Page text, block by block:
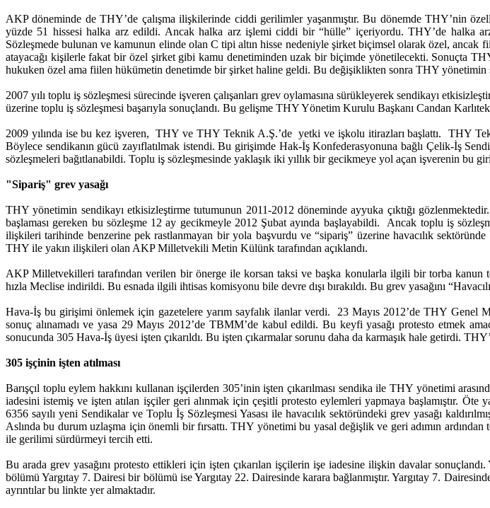
AKP döneminde de THY’de çalışma ilişkilerinde ciddi gerilimler yaşanmıştır. Bu dönemde THY’nin
yüzde 51 hissesi halka arz edildi. Ancak halka arz işlemi ciddi bir “hülle” içeriyordu. THY’de halka
Sözleşmede bulunan ve kamunun elinde olan C tipi altın hisse nedeniyle şirket biçimsel olarak özel,
atayacağı kişilerle fakat bir özel şirket gibi kamu denetiminden uzak bir biçimde yönetilecekti. Sonuçta
hukuken özel ama fiilen hükümetin denetimde bir şirket haline geldi. Bu değişiklikten sonra THY
2007 yılı toplu iş sözleşmesi sürecinde işveren çalışanları grev oylamasına sürükleyerek sendikayı
üzerine toplu iş sözleşmesi başarıyla sonuçlandı. Bu gelişme THY Yönetim Kurulu Başkanı Candan
2009 yılında ise bu kez işveren, THY ve THY Teknik A.Ş.’de yetki ve işkolu itirazları başlattı. THY
Böylece sendikanın gücü zayıflatılmak istendi. Bu girişimde Hak-İş Konfederasyonuna bağlı Çelik-İş
sözleşmeleri bağıtlanabildi. Toplu iş sözleşmesinde yaklaşık iki yıllık bir gecikmeye yol açan işverenin bu
"Sipariş" grev yasağı
THY yönetimin sendikayı etkisizleştirme tutumunun 2011-2012 döneminde ayyuka çıktığı
başlaması gereken bu sözleşme 12 ay gecikmeyle 2012 Şubat ayında başlayabildi. Ancak toplu iş
ilişkileri tarihinde benzerine pek rastlanmayan bir yola başvurdu ve “sipariş” üzerine havacılık
THY ile yakın ilişkileri olan AKP Milletvekili Metin Külünk tarafından açıklandı.
AKP Milletvekilleri tarafından verilen bir önerge ile korsan taksi ve başka konularla ilgili bir torba kanun
hızla Meclise indirildi. Bu esnada ilgili ihtisas komisyonu bile devre dışı bırakıldı. Bu grev yasağını
Hava-İş bu girişimi önlemek için gazetelere yarım sayfalık ilanlar verdi. 23 Mayıs 2012’de THY Genel
sonuç alınamadı ve yasa 29 Mayıs 2012’de TBMM’de kabul edildi. Bu keyfi yasağı protesto etmek
sonucunda 305 Hava-İş üyesi işten çıkarıldı. Bu işten çıkarmalar sorunu daha da karmaşık hale getirdi.
305 işçinin işten atılması
Barışçıl toplu eylem hakkını kullanan işçilerden 305’inin işten çıkarılması sendika ile THY yönetimi
iadesini istemiş ve işten atılan işçiler geri alınmak için çeşitli protesto eylemleri yapmaya başlamıştır.
6356 sayılı yeni Sendikalar ve Toplu İş Sözleşmesi Yasası ile havacılık sektöründeki grev yasağı
Aslında bu durum uzlaşma için önemli bir fırsattı. THY yönetimi bu yasal değişlik ve geri adımın
ile gerilimi sürdürmeyi tercih etti.
Bu arada grev yasağını protesto ettikleri için işten çıkarılan işçilerin işe iadesine ilişkin davalar
bölümü Yargıtay 7. Dairesi bir bölümü ise Yargıtay 22. Dairesinde karara bağlanmıştır. Yargıtay 7.
ayrıntılar bu linkte yer almaktadır.